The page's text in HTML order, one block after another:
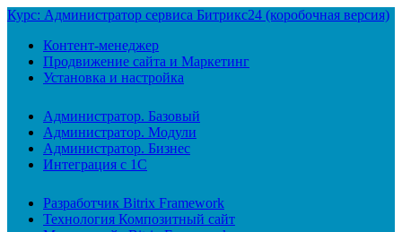
Курс: Администратор сервиса Битрикс24 (коробочная версия)
Контент-менеджер
Продвижение сайта и Маркетинг
Установка и настройка
Администратор. Базовый
Администратор. Модули
Администратор. Бизнес
Интеграция с 1С
Разработчик Bitrix Framework
Технология Композитный сайт